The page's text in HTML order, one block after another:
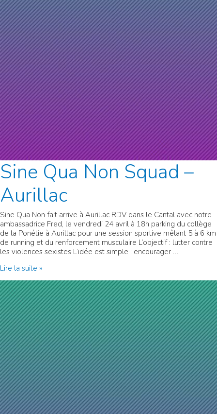
Sine Qua Non Squad –
Aurillac
Sine Qua Non fait arrive à Aurillac RDV dans le Cantal avec notre
ambassadrice Fred, le vendredi 24 avril à 18h parking du collège
de la Ponétie à Aurillac pour une session sportive mêlant 5 à 6 km
de running et du renforcement musculaire L’objectif : lutter contre
les violences sexistes L’idée est simple : encourager …
Sine
Non
Squad
–
Aurillac
Lire la suite »